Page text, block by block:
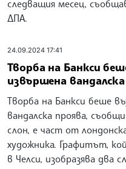
следващия месец,
ДПА.
24.09.2024 17:41
Творба на Банкси
извършена
Творба на Банкси беше
вандалска проява,
слон, е част от
художника. Графитът,
в Челси, изобразява два